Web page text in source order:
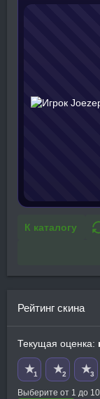
К каталогу
Рейтинг скина
Текущая оценка:
★1 ★2 ★3
Выберите от 1 до